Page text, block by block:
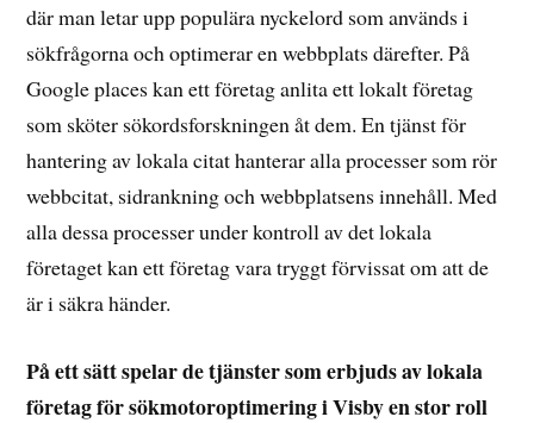
där man letar upp populära nyckelord som används i
sökfrågorna och optimerar en webbplats därefter. På
Google places kan ett företag anlita ett lokalt företag
som sköter sökordsforskningen åt dem. En tjänst för
hantering av lokala citat hanterar alla processer som rör
webbcitat, sidrankning och webbplatsens innehåll. Med
alla dessa processer under kontroll av det lokala
företaget kan ett företag vara tryggt förvissat om att de
är i säkra händer.
På ett sätt spelar de tjänster som erbjuds av lokala
företag för sökmotoroptimering i Visby en stor roll